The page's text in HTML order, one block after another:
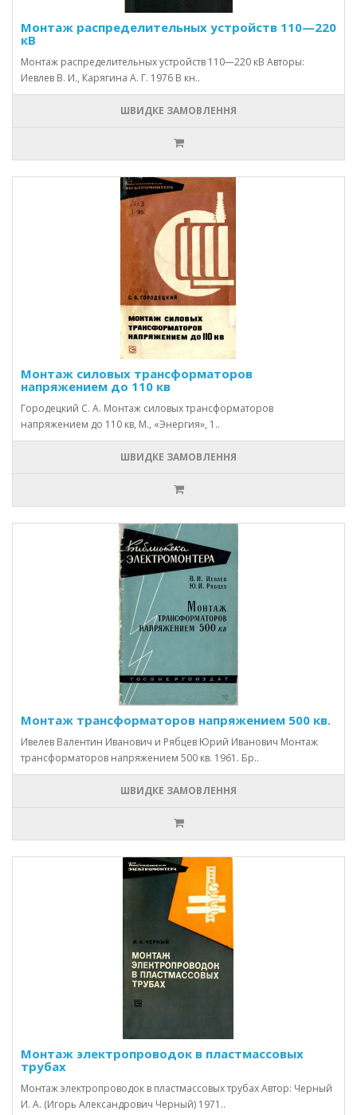
Монтаж распределительных устройств 110—220
кВ
Монтаж распределительных устройств 110—220 кВ Авторы:
Иевлев В. И., Карягина А. Г. 1976 В кн..
ШВИДКЕ ЗАМОВЛЕННЯ
Монтаж силовых трансформаторов
напряжением до 110 кв
Городецкий С. А. Монтаж силовых трансформаторов
напряжением до 110 кв, М., «Энергия», 1..
ШВИДКЕ ЗАМОВЛЕННЯ
Монтаж трансформаторов напряжением 500 кв.
Ивелев Валентин Иванович и Рябцев Юрий Иванович Монтаж
трансформаторов напряжением 500 кв. 1961. Бр..
ШВИДКЕ ЗАМОВЛЕННЯ
Монтаж электропроводок в пластмассовых
трубах
Монтаж электропроводок в пластмассовых трубах Автор: Черный
И. А. (Игорь Александрович Черный) 1971..